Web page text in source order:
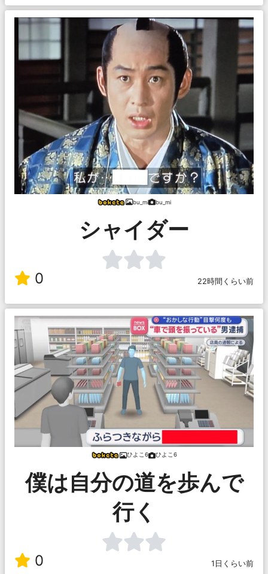
bu_mi bu_mi
シャイダー
0 22時間くらい前
ひよこ6 ひよこ6
僕は自分の道を歩んで
行く
0 1日くらい前